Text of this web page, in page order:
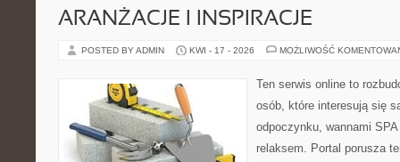
ARANŻACJE I INSPIRACJE
POSTED BY ADMIN KWI - 17 - 2026 MOŻLIWOŚĆ
Ten serwis online to
osób, które interesują się
odpoczynku, wannami
relaksem. Portal porusza